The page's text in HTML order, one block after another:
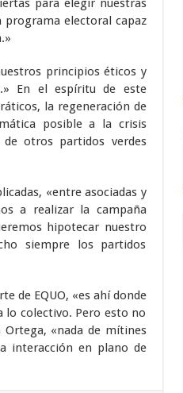
para elegir nuestras
electoral capaz
principios éticos y
En el espíritu de este
la regeneración de
posible a la crisis
otros partidos verdes
«entre asociadas y
a realizar la campaña
hipotecar nuestro
siempre los partidos
de EQUO, «es ahí donde
lo colectivo. Pero esto no
Ortega, «nada de mítines
interacción en plano de